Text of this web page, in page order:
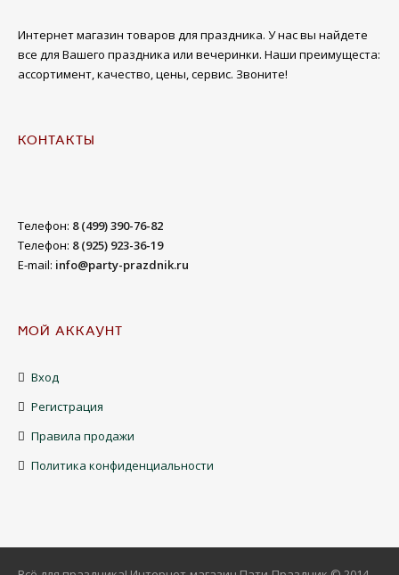
Интернет магазин товаров для праздника. У нас вы найдете
все для Вашего праздника или вечеринки. Наши преимущеста:
ассортимент, качество, цены, сервис. Звоните!
КОНТАКТЫ
Телефон: 8 (499) 390-76-82
Телефон: 8 (925) 923-36-19
E-mail: info@party-prazdnik.ru
МОЙ АККАУНТ
Вход
Регистрация
Правила продажи
Политика конфиденциальности